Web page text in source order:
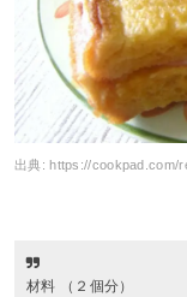
出典: https://cookpad.com/
材料 （２個分）